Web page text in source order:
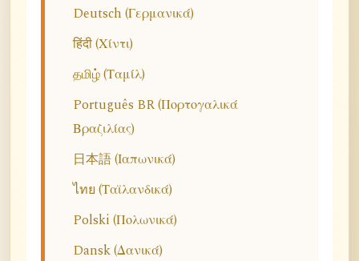
Deutsch (Γερμανικά)
हिंदी (Χίντι)
தமிழ் (Ταμίλ)
Português BR (Πορτογαλικά
Βραζιλίας)
日本語 (Ιαπωνικά)
ไทย (Ταϊλανδικά)
Polski (Πολωνικά)
Dansk (Δανικά)